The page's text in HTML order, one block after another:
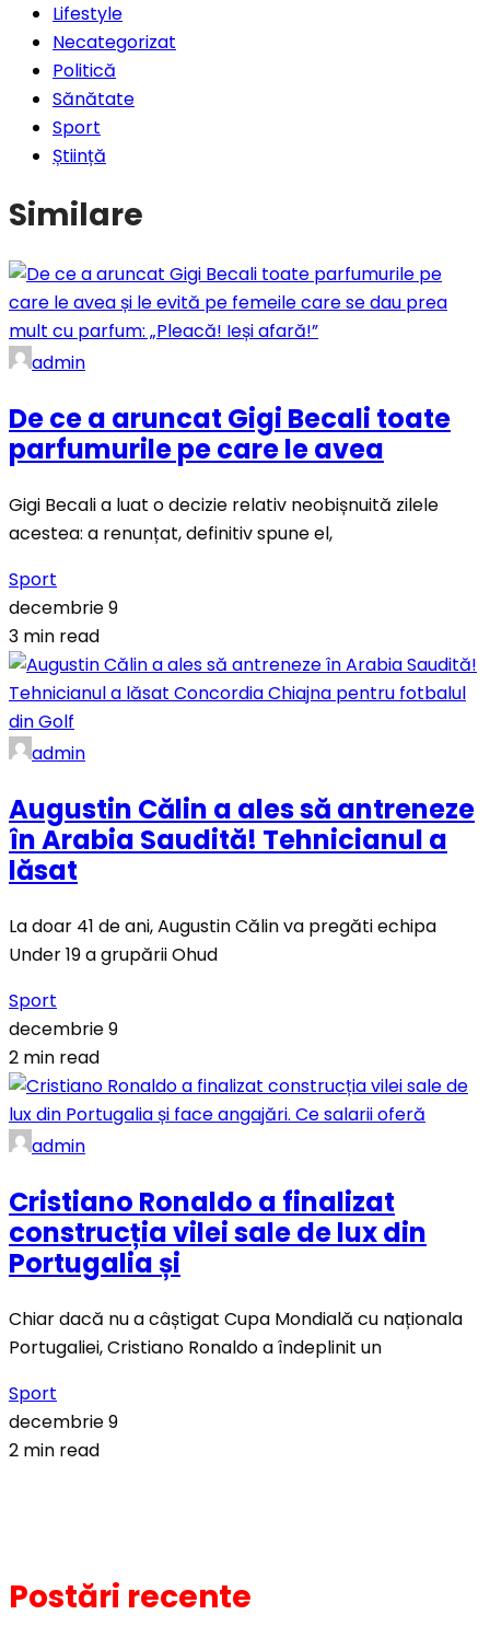
Lifestyle
Necategorizat
Politică
Sănătate
Sport
Știință
Similare
admin
De ce a aruncat Gigi Becali toate
parfumurile pe care le avea
Gigi Becali a luat o decizie relativ neobișnuită zilele
acestea: a renunțat, definitiv spune el,
Sport
decembrie 9
3 min read
admin
Augustin Călin a ales să antreneze
în Arabia Saudită! Tehnicianul a
lăsat
La doar 41 de ani, Augustin Călin va pregăti echipa
Under 19 a grupării Ohud
Sport
decembrie 9
2 min read
admin
Cristiano Ronaldo a finalizat
construcția vilei sale de lux din
Portugalia și
Chiar dacă nu a câștigat Cupa Mondială cu naționala
Portugaliei, Cristiano Ronaldo a îndeplinit un
Sport
decembrie 9
2 min read
Postări recente